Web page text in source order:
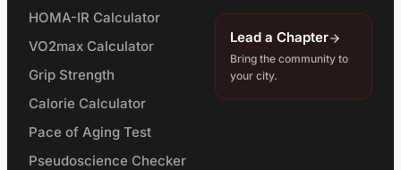
HOMA-IR Calculator
VO2max Calculator
Grip Strength
Calorie Calculator
Pace of Aging Test
Pseudoscience Checker
Lead a Chapter
Bring the community to
your city.